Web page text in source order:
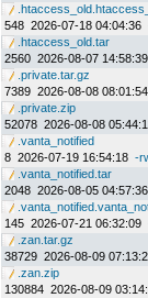
548 2026-07-18 04:04:36
.htaccess_old.tar
2560 2026-08-07 14:58:39
.private.tar.gz
7389 2026-08-08 08:01:54
.private.zip
52078 2026-08-08
.vanta_notified
8 2026-07-19 16:54:18 -
.vanta_notified.tar
2048 2026-08-05 04:57:36
145 2026-07-21 06:32:09
.zan.tar.gz
38729 2026-08-09
.zan.zip
130884 2026-08-09